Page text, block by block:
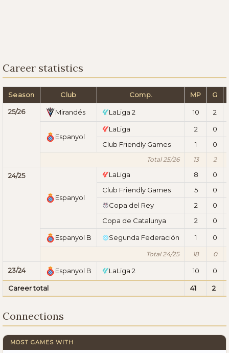
Career statistics
Season Club Comp. MP G
25/26 Mirandés LaLiga 2 10 2
Espanyol
LaLiga 2 0
Club Friendly Games
1 0
Total 25/26 13 2
24/25
Espanyol
LaLiga 8 0
Club Friendly Games
5 0
Copa del Rey
2 0
Copa de Catalunya
2 0
Espanyol B Segunda Federación 1 0
Total 24/25 18 0
23/24 Espanyol B LaLiga 2 10 0
Career total 41 2
Connections
MOST GAMES WITH